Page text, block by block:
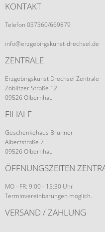
KONTAKT
Telefon 037360/669879
info@erzgebirgskunst-drechsel.de
ZENTRALE
Erzgebirgskunst Drechsel Zentrale
Zöblitzer Straße 12
09526 Olbernhau
FILIALE
Geschenkehaus Brunner
Albertstraße 7
09526 Olbernhau
ÖFFNUNGSZEITEN
MO - FR: 9:00 - 15:30 Uhr
Terminvereinbarungen möglich.
VERSAND / ZAHLUNG